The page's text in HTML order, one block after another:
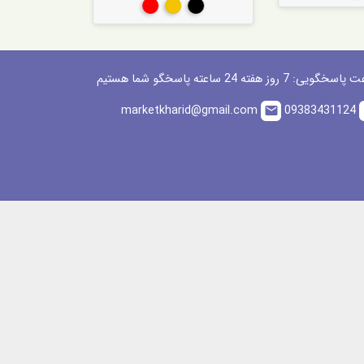
مشکیطلاییقرمز
7 روز هفته 24 ساعته پاسخگو شما هستیم
09383431124
email